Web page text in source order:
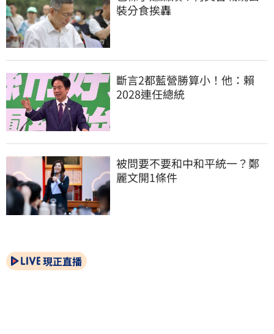
裝分食挨轟
斷言2都藍營勝算小！他：賴
2028連任總統
被問要不要和中和平統一？鄭
麗文開1條件
現正直播